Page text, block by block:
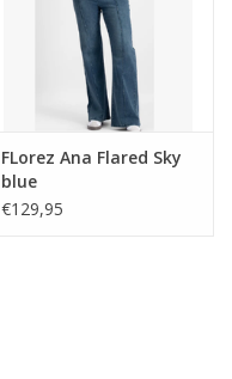
FLorez Ana Flared Sky
blue
€129,95